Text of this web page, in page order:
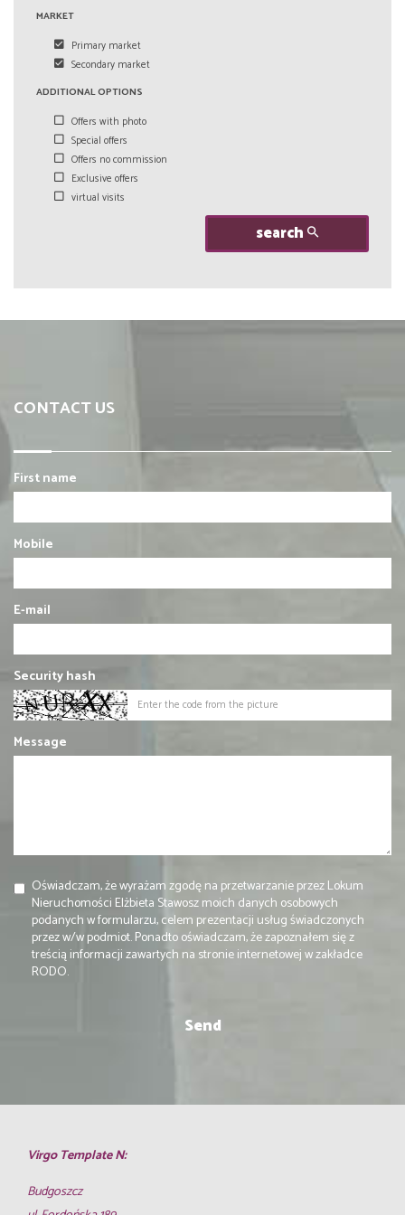
MARKET
Primary market
Secondary market
ADDITIONAL OPTIONS
Offers with photo
Special offers
Offers no commission
Exclusive offers
virtual visits
search
CONTACT US
First name
Mobile
E-mail
Security hash
Message
Oświadczam, że wyrażam zgodę na przetwarzanie przez Lokum
Nieruchomości Elżbieta Stawosz moich danych osobowych
podanych w formularzu, celem prezentacji usług świadczonych
przez w/w podmiot. Ponadto oświadczam, że zapoznałem się z
treścią informacji zawartych na stronie internetowej w zakładce
RODO.
Virgo Template N:
Budgoszcz